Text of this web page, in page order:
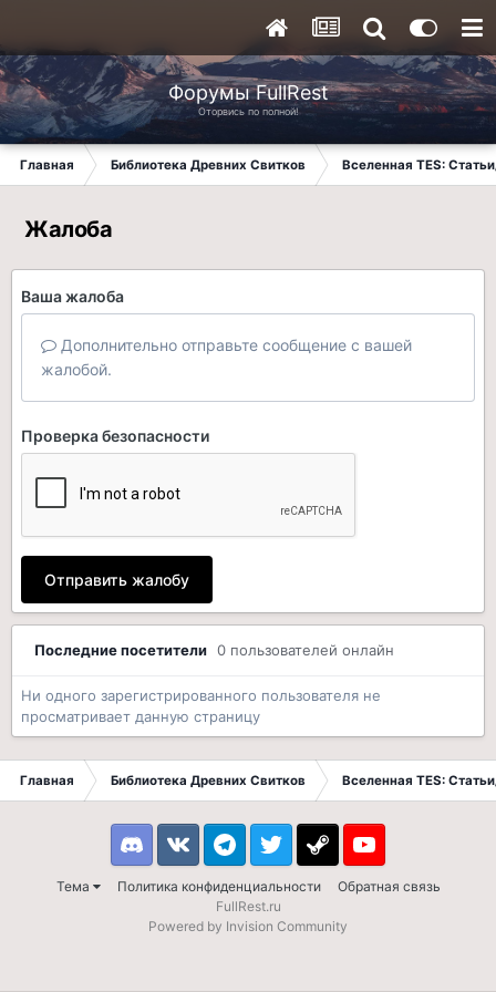
Форумы FullRest
Оторвись по полной!
Главная Библиотека Древних Свитков Вселенная TES:
Жалоба
Ваша жалоба
Дополнительно отправьте сообщение с вашей
жалобой.
Проверка безопасности
Отправить жалобу
Последние посетители 0 пользователей онлайн
Ни одного зарегистрированного пользователя не
просматривает данную страницу
Главная Библиотека Древних Свитков Вселенная TES:
Тема Политика конфиденциальности Обратная связь
DiscordVK TelegramTwitter Steam Youtube
FullRest.ru
Powered by Invision Community